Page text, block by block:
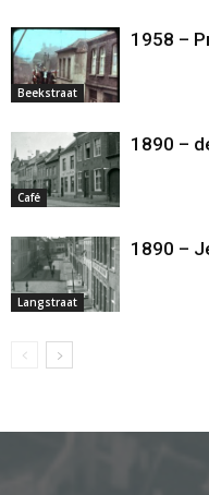
Beekstraat
1958 –
Café
1890 –
Langstraat
1890 –